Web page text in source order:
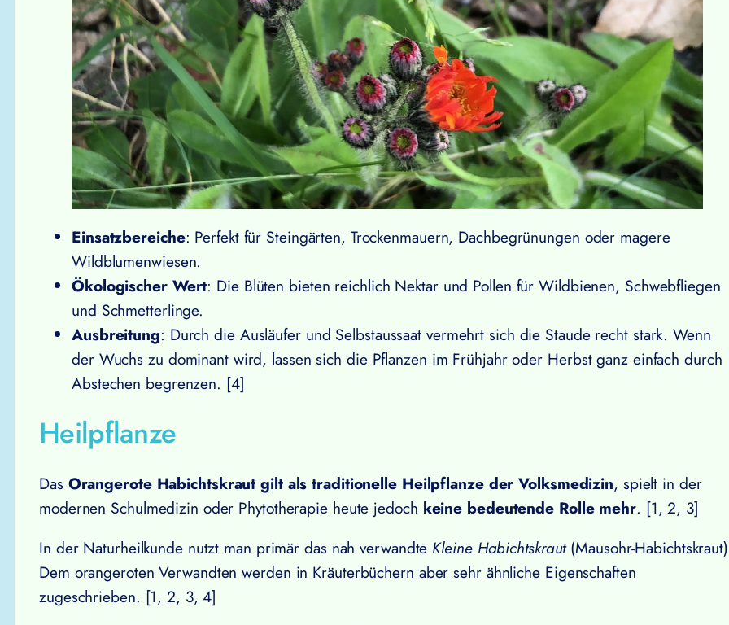
Einsatzbereiche: Perfekt für Steingärten, Trockenmauern, Dachbegrünungen oder magere
Wildblumenwiesen.
Ökologischer Wert: Die Blüten bieten reichlich Nektar und Pollen für Wildbienen, Schwebfliegen
und Schmetterlinge.
Ausbreitung: Durch die Ausläufer und Selbstaussaat vermehrt sich die Staude recht stark. Wenn
der Wuchs zu dominant wird, lassen sich die Pflanzen im Frühjahr oder Herbst ganz einfach durch
Abstechen begrenzen. [4]
Heilpflanze
Das Orangerote Habichtskraut gilt als traditionelle Heilpflanze der Volksmedizin, spielt in der
modernen Schulmedizin oder Phytotherapie heute jedoch keine bedeutende Rolle mehr. [1, 2, 3]
In der Naturheilkunde nutzt man primär das nah verwandte Kleine Habichtskraut(Mausohr-
Dem orangeroten Verwandten werden in Kräuterbüchern aber sehr ähnliche Eigenschaften
zugeschrieben. [1, 2, 3, 4]